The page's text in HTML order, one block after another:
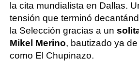
la cita mundialista en Dallas.
tensión que terminó
la Selección gracias a un
Mikel Merino, bautizado ya
como El Chupinazo.